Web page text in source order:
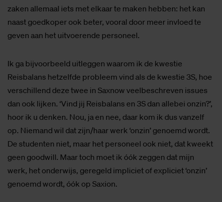
zaken allemaal iets met elkaar te maken hebben: het kan
naast goedkoper ook beter, vooral door meer invloed te
geven aan het uitvoerende personeel.
Ik ga bijvoorbeeld uitleggen waarom ik de kwestie
Reisbalans hetzelfde probleem vind als de kwestie 3S, hoe
verschillend deze twee in Saxnow veelbeschreven issues
dan ook lijken. ‘Vind jij Reisbalans en 3S dan allebei onzin?’,
hoor ik u denken. Nou, ja en nee, daar kom ik dus vanzelf
op. Niemand wil dat zijn/haar werk ‘onzin’ genoemd wordt.
De studenten niet, maar het personeel ook niet, dat kweekt
geen goodwill. Maar toch moet ik óók zeggen dat mijn
werk, het onderwijs, geregeld impliciet of expliciet ‘onzin’
genoemd wordt, óók op Saxion.